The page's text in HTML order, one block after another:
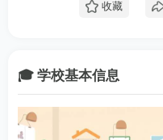
收藏
🎓 学校基本信息